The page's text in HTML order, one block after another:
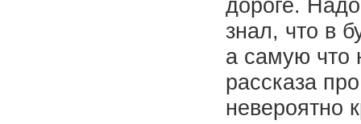
дороге.
знал, что в
а самую
рассказа
невероятно